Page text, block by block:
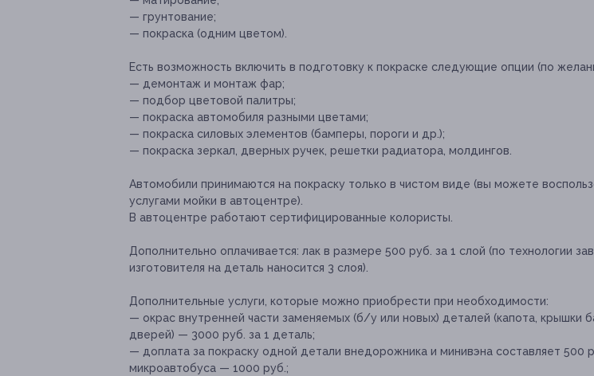
— грунтование;
— покраска (одним цветом).
Есть возможность включить в подготовку к покраске следующие опции (по
— демонтаж и монтаж фар;
— подбор цветовой палитры;
— покраска автомобиля разными цветами;
— покраска силовых элементов (бамперы, пороги и др.);
— покраска зеркал, дверных ручек, решетки радиатора, молдингов.
Автомобили принимаются на покраску только в чистом виде (вы можете
услугами мойки в автоцентре).
В автоцентре работают сертифицированные колористы.
Дополнительно оплачивается: лак в размере 500 руб. за 1 слой (по технологии
изготовителя на деталь наносится 3 слоя).
Дополнительные услуги, которые можно приобрести при необходимости:
— окрас внутренней части заменяемых (б/у или новых) деталей (капота, крышки
дверей) — 3000 руб. за 1 деталь;
— доплата за покраску одной детали внедорожника и минивэна составляет 500
микроавтобуса — 1000 руб.;